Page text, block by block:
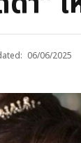
06/06/2025